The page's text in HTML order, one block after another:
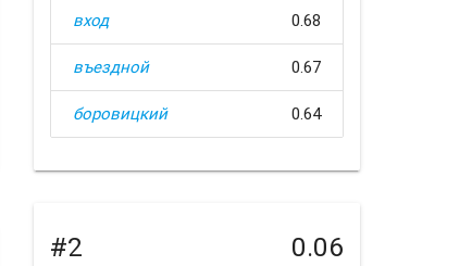
вход 0.68
въездной 0.67
боровицкий 0.64
#2 0.06